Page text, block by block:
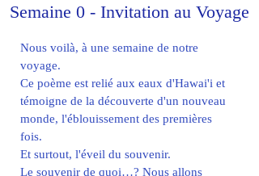
Semaine 0 - Invitation au Voyage
Nous voilà, à une semaine de notre
voyage.
Ce poème est relié aux eaux d'Hawai'i et
témoigne de la découverte d'un nouveau
monde, l'éblouissement des premières
fois.
Et surtout, l'éveil du souvenir.
Le souvenir de quoi…? Nous allons